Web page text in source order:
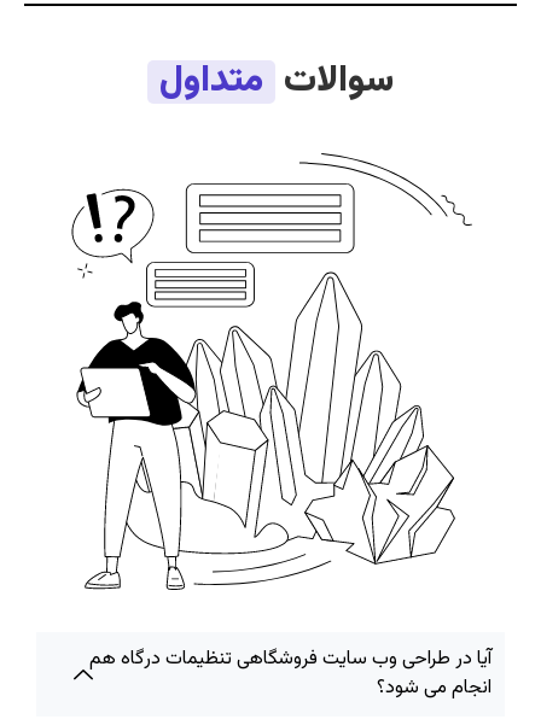
سوالات متداول
آیا در طراحی وب سایت فروشگاهی تنظیمات درگاه هم
انجام می شود؟